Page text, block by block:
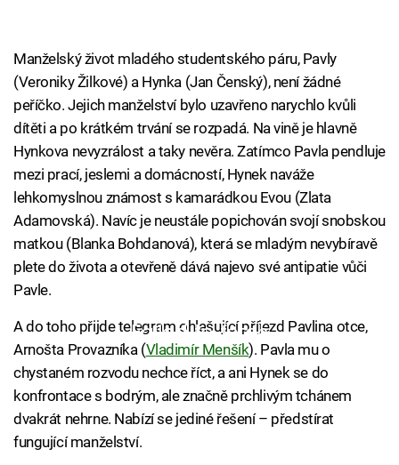
Manželský život mladého studentského páru, Pavly
(Veroniky Žilkové) a Hynka (Jan Čenský), není žádné
peříčko. Jejich manželství bylo uzavřeno narychlo kvůli
dítěti a po krátkém trvání se rozpadá. Na vině je hlavně
Hynkova nevyzrálost a taky nevěra. Zatímco Pavla pendluje
mezi prací, jeslemi a domácností, Hynek naváže
lehkomyslnou známost s kamarádkou Evou (Zlata
Adamovská). Navíc je neustále popichován svojí snobskou
matkou (Blanka Bohdanová), která se mladým nevybíravě
plete do života a otevřeně dává najevo své antipatie vůči
Pavle.
Failed to fetch
A do toho přijde telegram ohlašující příjezd Pavlina otce,
Arnošta Provazníka (Vladimír Menšík). Pavla mu o
chystaném rozvodu nechce říct, a ani Hynek se do
konfrontace s bodrým, ale značně prchlivým tchánem
dvakrát nehrne. Nabízí se jediné řešení – předstírat
fungující manželství.